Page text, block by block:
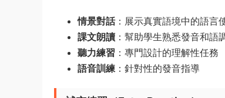
情景對話：展示真實語境中的語言
課文朗讀 ：幫助學生熟悉發音和語
聽力練習 ：專門設計的理解性任務
語音訓練：針對性的發音指導